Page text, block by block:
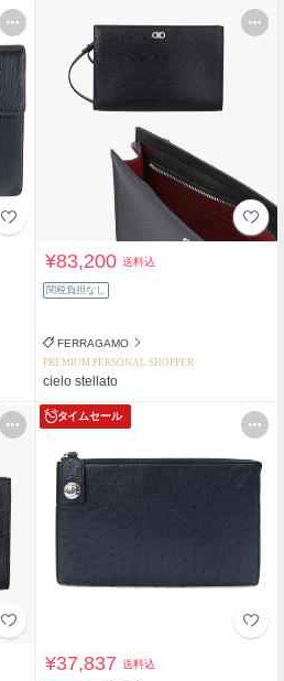
¥83,200送料込
関税負担なし
FERRAGAMO
PREMIUM PERSONAL SHOPPER
cielo stellato
タイムセール
¥37,837送料込